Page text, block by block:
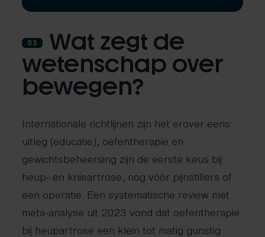
03
Wat zegt de
wetenschap over
bewegen?
Internationale richtlijnen zijn het erover eens:
uitleg (educatie), oefentherapie en
gewichtsbeheersing zijn de eerste keus bij
heup- en knieartrose, nog vóór pijnstillers of
een operatie. Een systematische review met
meta-analyse uit 2023 vond dat oefentherapie
bij heupartrose een klein tot matig gunstig